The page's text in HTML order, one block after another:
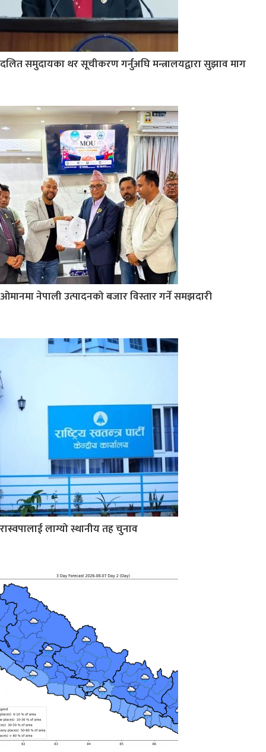
दलित समुदायका थर सूचीकरण गर्नुअघि मन्त्रालयद्वारा सुझाव माग
ओमानमा नेपाली उत्पादनको बजार विस्तार गर्ने समझदारी
रास्वपालाई लाग्यो स्थानीय तह चुनाव